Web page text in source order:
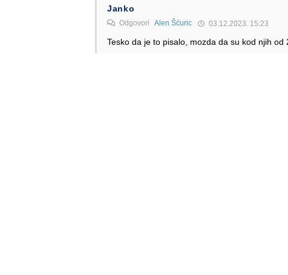
Janko
Odgovori Alen Šćuric 03.12.2023. 15:23
Tesko da je to pisalo, mozda da su kod njih od